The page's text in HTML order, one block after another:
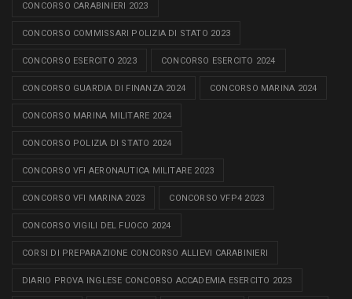
CONCORSO CARABINIERI 2023
CONCORSO COMMISSARI POLIZIA DI STATO 2023
CONCORSO ESERCITO 2023 CONCORSO ESERCITO 2024
CONCORSO GUARDIA DI FINANZA 2024 CONCORSO MARINA 2024
CONCORSO MARINA MILITARE 2024
CONCORSO POLIZIA DI STATO 2024
CONCORSO VFI AERONAUTICA MILITARE 2023
CONCORSO VFI MARINA 2023 CONCORSO VFP4 2023
CONCORSO VIGILI DEL FUOCO 2024
CORSI DI PREPARAZIONE CONCORSO ALLIEVI CARABINIERI
DIARIO PROVA INGLESE CONCORSO ACCADEMIA ESERCITO 2023